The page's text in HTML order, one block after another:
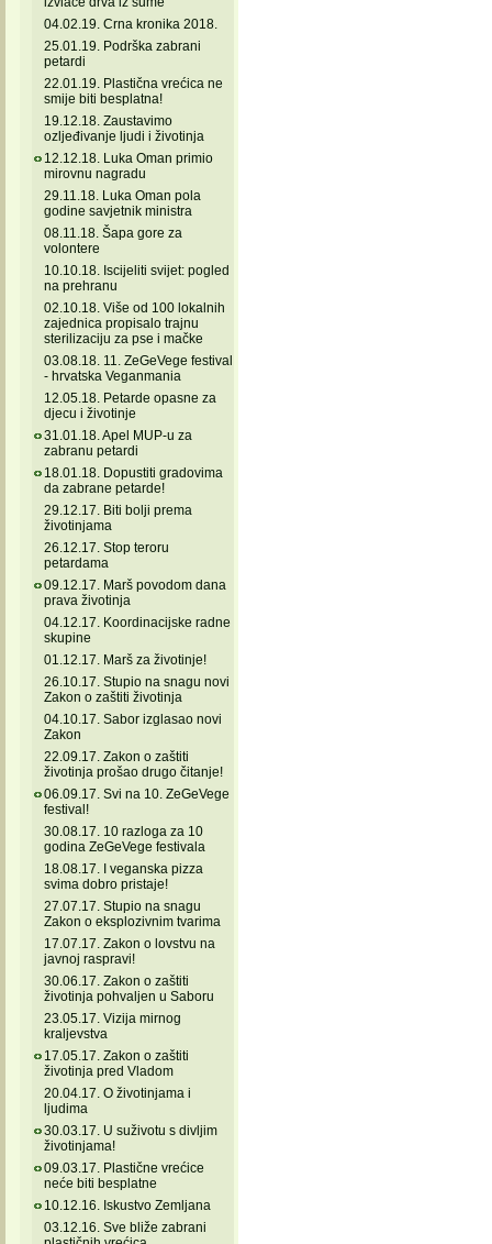
04.02.19. Crna kronika 2018.
25.01.19. Podrška zabrani
petardi
22.01.19. Plastična vrećica ne
smije biti besplatna!
19.12.18. Zaustavimo
ozljeđivanje ljudi i životinja
12.12.18. Luka Oman primio
mirovnu nagradu
29.11.18. Luka Oman pola
godine savjetnik ministra
08.11.18. Šapa gore za
volontere
10.10.18. Iscijeliti svijet: pogled
na prehranu
02.10.18. Više od 100 lokalnih
zajednica propisalo trajnu
sterilizaciju za pse i mačke
03.08.18. 11. ZeGeVege festival
- hrvatska Veganmania
12.05.18. Petarde opasne za
djecu i životinje
31.01.18. Apel MUP-u za
zabranu petardi
18.01.18. Dopustiti gradovima
da zabrane petarde!
29.12.17. Biti bolji prema
životinjama
26.12.17. Stop teroru
petardama
09.12.17. Marš povodom dana
prava životinja
04.12.17. Koordinacijske radne
skupine
01.12.17. Marš za životinje!
26.10.17. Stupio na snagu novi
Zakon o zaštiti životinja
04.10.17. Sabor izglasao novi
Zakon
22.09.17. Zakon o zaštiti
životinja prošao drugo čitanje!
06.09.17. Svi na 10. ZeGeVege
festival!
30.08.17. 10 razloga za 10
godina ZeGeVege festivala
18.08.17. I veganska pizza
svima dobro pristaje!
27.07.17. Stupio na snagu
Zakon o eksplozivnim tvarima
17.07.17. Zakon o lovstvu na
javnoj raspravi!
30.06.17. Zakon o zaštiti
životinja pohvaljen u Saboru
23.05.17. Vizija mirnog
kraljevstva
17.05.17. Zakon o zaštiti
životinja pred Vladom
20.04.17. O životinjama i
ljudima
30.03.17. U suživotu s divljim
životinjama!
09.03.17. Plastične vrećice
neće biti besplatne
10.12.16. Iskustvo Zemljana
03.12.16. Sve bliže zabrani